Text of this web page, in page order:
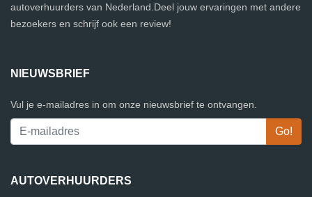
autoverhuurders van Nederland.Deel jouw ervaringen met andere
bezoekers en schrijf ook een review!
NIEUWSBRIEF
Vul je e-mailadres in om onze nieuwsbrief te ontvangen.
AUTOVERHUURDERS